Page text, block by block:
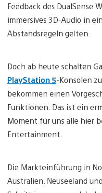
Feedback des DualSense
immersives 3D-Audio in
Abstandsregeln gelten.
Doch ab heute schalten
PlayStation 5-Konsolen
bekommen einen
Funktionen. Das ist ein
Moment für uns alle hier
Entertainment.
Die Markteinführung in
Australien, Neuseeland